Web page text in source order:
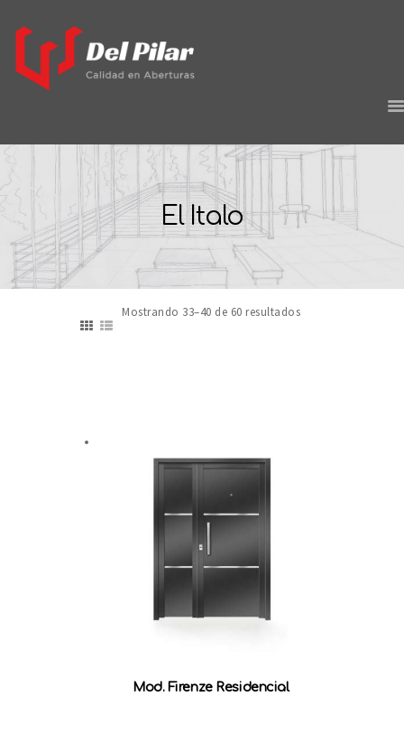
El Italo
HOME
EMPRESA
PROYECTOS
PRODUCTOS
CONTACTO
Mostrando 33–40 de 60 resultados
Mod. Firenze Residencial